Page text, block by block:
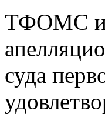
ТФОМС и
суда